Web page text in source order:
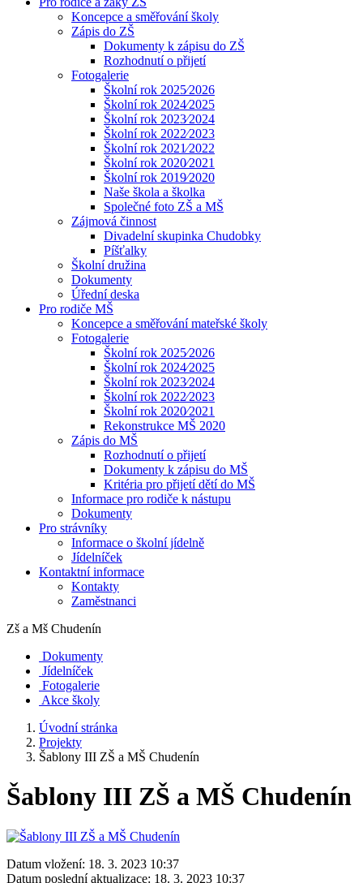
Koncepce a směřování školy
Zápis do ZŠ
Dokumenty k zápisu do ZŠ
Rozhodnutí o přijetí
Fotogalerie
Školní rok 2025⁄2026
Školní rok 2024⁄2025
Školní rok 2023⁄2024
Školní rok 2022⁄2023
Školní rok 2021⁄2022
Školní rok 2020⁄2021
Školní rok 2019⁄2020
Naše škola a školka
Společné foto ZŠ a MŠ
Zájmová činnost
Divadelní skupinka Chudobky
Píšťalky
Školní družina
Dokumenty
Úřední deska
Pro rodiče MŠ
Koncepce a směřování mateřské školy
Fotogalerie
Školní rok 2025⁄2026
Školní rok 2024⁄2025
Školní rok 2023⁄2024
Školní rok 2022⁄2023
Školní rok 2020⁄2021
Rekonstrukce MŠ 2020
Zápis do MŠ
Rozhodnutí o přijetí
Dokumenty k zápisu do MŠ
Kritéria pro přijetí dětí do MŠ
Informace pro rodiče k nástupu
Dokumenty
Pro strávníky
Informace o školní jídelně
Jídelníček
Kontaktní informace
Kontakty
Zaměstnanci
Zš a Mš Chudenín
Dokumenty
Jídelníček
Fotogalerie
Akce školy
Úvodní stránka
Projekty
Šablony III ZŠ a MŠ Chudenín
Šablony III ZŠ a MŠ Chudenín
Datum vložení: 18. 3. 2023 10:37
Datum poslední aktualizace: 18. 3. 2023 10:37